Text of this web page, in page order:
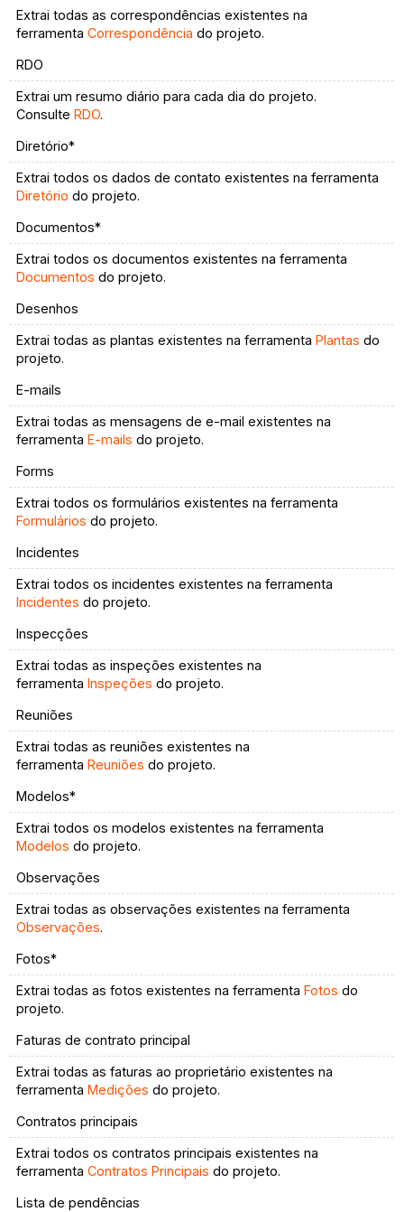
Extrai todas as correspondências existentes na
ferramenta Correspondência do projeto.
RDO
Extrai um resumo diário para cada dia do projeto.
Consulte RDO.
Diretório*
Extrai todos os dados de contato existentes na ferramenta
Diretório do projeto.
Documentos*
Extrai todos os documentos existentes na ferramenta
Documentos do projeto.
Desenhos
Extrai todas as plantas existentes na ferramenta Plantas do
projeto.
E-mails
Extrai todas as mensagens de e-mail existentes na
ferramenta E-mails do projeto.
Forms
Extrai todos os formulários existentes na ferramenta
Formulários do projeto.
Incidentes
Extrai todos os incidentes existentes na ferramenta
Incidentes do projeto.
Inspecções
Extrai todas as inspeções existentes na
ferramenta Inspeções do projeto.
Reuniões
Extrai todas as reuniões existentes na
ferramenta Reuniões do projeto.
Modelos*
Extrai todos os modelos existentes na ferramenta
Modelos do projeto.
Observações
Extrai todas as observações existentes na ferramenta
Observações.
Fotos*
Extrai todas as fotos existentes na ferramenta Fotos do
projeto.
Faturas de contrato principal
Extrai todas as faturas ao proprietário existentes na
ferramenta Medições do projeto.
Contratos principais
Extrai todos os contratos principais existentes na
ferramenta Contratos Principais do projeto.
Lista de pendências